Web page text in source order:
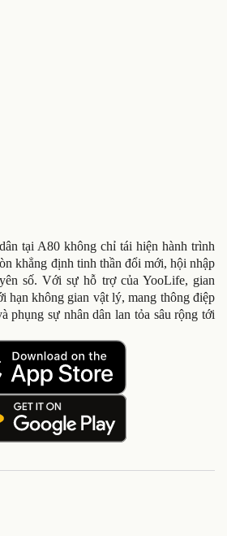
tại A80 không chỉ tái hiện hành trình
khẳng định tinh thần đổi mới, hội nhập
số. Với sự hỗ trợ của YooLife, gian
hạn không gian vật lý, mang thông điệp
phụng sự nhân dân lan tỏa sâu rộng tới